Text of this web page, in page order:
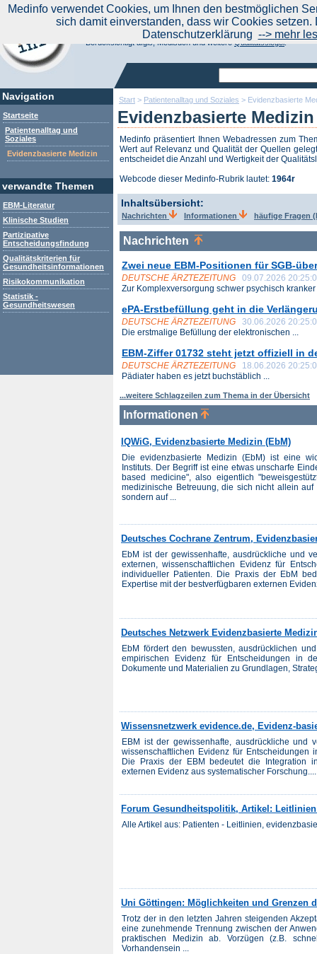
Start > Patientenalltag und Soziales > Evidenzbasierte
Evidenzbasierte
Medinfo präsentiert Ihnen Webadressen zum
Wert auf Relevanz und Qualität der Quellen
entscheidet die Anzahl und Wertigkeit der
Webcode dieser Medinfo-Rubrik lautet: 1964r
Inhaltsübersicht:
Nachrichten Informationen häufige Fragen
Nachrichten
Zwei neue EBM-Positionen für SGB-
DEUTSCHE ÄRZTEZEITUNG
09.07.2026
Zur Komplexversorgung schwer psychisch kranker
ePA-Erstbefüllung geht in die
DEUTSCHE ÄRZTEZEITUNG
30.06.2026
Die erstmalige Befüllung der elektronischen ...
EBM-Ziffer 01732 steht jetzt offiziell in
DEUTSCHE ÄRZTEZEITUNG
18.06.2026
Pädiater haben es jetzt buchstäblich ...
...weitere Schlagzeilen zum Thema in der Übersicht
Informationen
IQWiG, Evidenzbasierte Medizin (EbM)
Die evidenzbasierte Medizin (EbM) ist eine
Instituts. Der Begriff ist eine etwas unscharfe
based medicine", also eigentlich
medizinische Betreuung, die sich nicht allein
sondern auf ...
Deutsches Cochrane Zentrum,
EbM ist der gewissenhafte, ausdrückliche und
externen, wissenschaftlichen Evidenz für
individueller Patienten. Die Praxis der EbM
Expertise mit der bestverfügbaren externen
Deutsches Netzwerk Evidenzbasierte
EbM fördert den bewussten, ausdrücklichen
empirischen Evidenz für Entscheidungen in
Dokumente und Materialien zu Grundlagen,
Wissensnetzwerk evidence.de, Evidenz-
EBM ist der gewissenhafte, ausdrückliche und
wissenschaftlichen Evidenz für Entscheidungen
Die Praxis der EBM bedeutet die Integration
externen Evidenz aus systematischer
Forum Gesundheitspolitik, Artikel:
Alle Artikel aus: Patienten - Leitlinien,
Uni Göttingen: Möglichkeiten und Grenzen
Trotz der in den letzten Jahren steigenden
eine zunehmende Trennung zwischen der
praktischen Medizin ab. Vorzügen (z.B.
Vorhandensein ...
Navigation
Startseite
Patientenalltag und
Soziales
Evidenzbasierte Medizin
verwandte Themen
EBM-Literatur
Klinische Studien
Partizipative
Entscheidungsfindung
Qualitätskriterien für
Gesundheitsinformationen
Risikokommunikation
Statistik -
Gesundheitswesen
Aktuelle Nachrichten|
Suchen Sie noch oder Finden Sie schon?
Medinfo.de - Meta-Portal für Gesundheitsthemen
Berücksichtigt afgis, Medisuch und weitereQualitätssiegel.
Medinfo verwendet Cookies, um Ihnen den bestmöglichen
sich damit einverstanden, dass wir Cookies
Datenschutzerklärung --> mehr